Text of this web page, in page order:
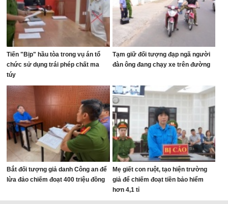
Tiến "Bịp" hầu tòa trong vụ án tổ
chức sử dụng trái phép chất ma
túy
Tạm giữ đối tượng đạp ngã người
đàn ông đang chạy xe trên đường
Bắt đối tượng giả danh Công an để
lừa đảo chiếm đoạt 400 triệu đồng
Mẹ giết con ruột, tạo hiện trường
giả để chiếm đoạt tiền bảo hiểm
hơn 4,1 tỉ